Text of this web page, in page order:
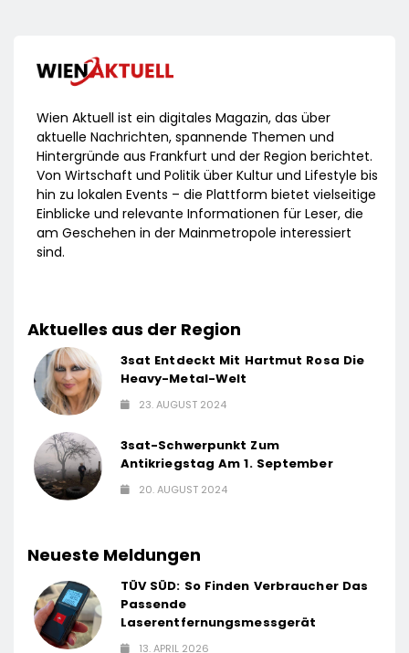
Wien Aktuell ist ein digitales Magazin, das über
aktuelle Nachrichten, spannende Themen und
Hintergründe aus Frankfurt und der Region berichtet.
Von Wirtschaft und Politik über Kultur und Lifestyle bis
hin zu lokalen Events – die Plattform bietet vielseitige
Einblicke und relevante Informationen für Leser, die
am Geschehen in der Mainmetropole interessiert
sind.
Aktuelles aus der Region
3sat Entdeckt Mit Hartmut Rosa Die
Heavy-Metal-Welt
23. AUGUST 2024
3sat-Schwerpunkt Zum
Antikriegstag Am 1. September
20. AUGUST 2024
Neueste Meldungen
TÜV SÜD: So Finden Verbraucher Das
Passende
Laserentfernungsmessgerät
13. APRIL 2026